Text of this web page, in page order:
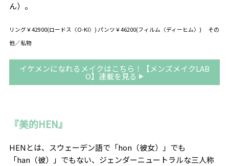
ん）。
リング￥42900(ロードス〈O-KI〉) パンツ￥46200(フィルム〈ディーヒム〉) その
他／私物
イケメンになれるメイクはこちら！【メンズメイクLAB
O】連載を見る
『美的HEN』
HENとは、スウェーデン語で「hon（彼女）」でも
「han（彼）」でもない、ジェンダーニュートラルな三人称